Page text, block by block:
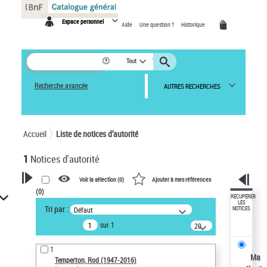
Espace personnel Aide Une question ? Historique
Tout
Recherche avancée AUTRES RECHERCHES
Accueil Liste de notices d’autorité
1 Notices d'autorité
VOTRE RECHERCHE
Recherche avancée dans les
notices d’autorité
Œuvres liées à l'auteur :
Temperton, Rod (1947-2016)
Voir la sélection (0) Ajouter à mes références
(0)
Tri par : Défaut
sur 1
20
résultats/page
1
Temperton, Rod (1947-2016)
RÉCUPÉRER
LES
NOTICES
Ma
Panneau de gestion des cookies